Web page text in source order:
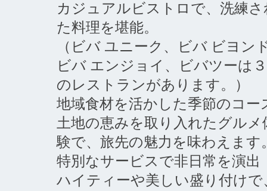
カジュアルビストロで、洗練さ
た料理を堪能。
（ビバ ユニーク、ビバ ビヨン
ビバ エンジョイ、ビバツーは
のレストランがあります。）
地域食材を活かした季節のコー
土地の恵みを取り入れたグルメ
験で、旅先の魅力を味わえます
特別なサービスで非日常を演出
ハイティーや美しい盛り付けで